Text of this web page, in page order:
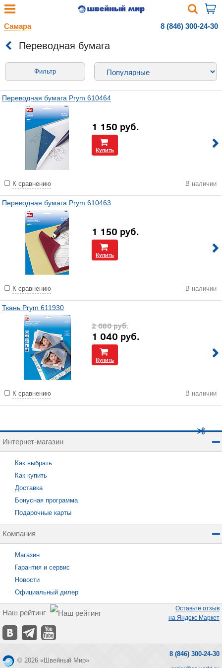
Самара 8 (846) 300-24-30
Переводная бумага
Фильтр
Переводная бумага Prym 610464
1 150 руб.
Купить
К сравнению В наличии
Переводная бумага Prym 610463
1 150 руб.
Купить
К сравнению В наличии
Ткань Prym 611930
2 080руб.
1 040 руб.
Купить
К сравнению В наличии
Интернет-магазин
Как выбрать
Как купить
Доставка
Бонусная программа
Подарочные карты
Компания
Магазин
Гарантия и сервис
Новости
Официальный дилер
Наш рейтинг
Оставьте отзыв
на Яндекс Маркет
© 2026 «Швейный Мир»
8 (846) 300-24-30